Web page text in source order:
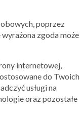
Skorzystaj z oferty
poprzez
zgoda może
internetowej,
do Twoich
usługi na
oraz pozostałe